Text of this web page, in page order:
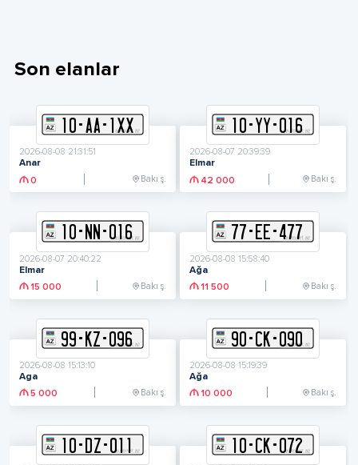
Son elanlar
10-AA-1XX
2026-08-08 21:31:51
Anar
0
Bakı ş.
10-YY-016
2026-08-07 20:39:39
Elmar
42 000
Bakı ş.
10- N N -016
2026-08-07 20:40:22
Elmar
15 000
Bakı ş.
77- EE-477
2026-08-08 15:58:40
Ağa
11 500
Bakı ş.
99- KZ-096
2026-08-08 15:13:10
Aga
5 000
Bakı ş.
90-CK-090
2026-08-08 15:19:39
Ağa
10 000
Bakı ş.
10-DZ-011 10-CK-072